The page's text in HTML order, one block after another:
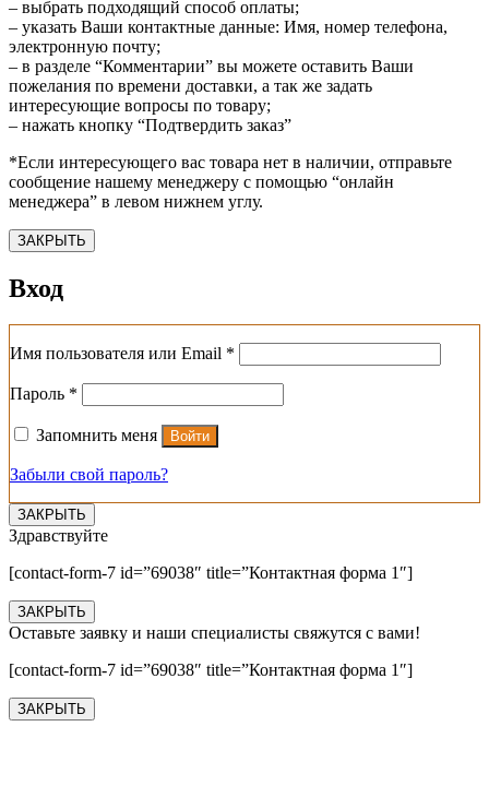
– выбрать подходящий способ оплаты;
– указать Ваши контактные данные: Имя, номер телефона,
электронную почту;
– в разделе “Комментарии” вы можете оставить Ваши
пожелания по времени доставки, а так же задать
интересующие вопросы по товару;
– нажать кнопку “Подтвердить заказ”
*Если интересующего вас товара нет в наличии, отправьте
сообщение нашему менеджеру с помощью “онлайн
менеджера” в левом нижнем углу.
ЗАКРЫТЬ
Вход
Имя пользователя или Email *
Пароль *
Запомнить меня Войти
Забыли свой пароль?
ЗАКРЫТЬ
Здравствуйте
[contact-form-7 id=”69038″ title=”Контактная форма 1″]
ЗАКРЫТЬ
Оставьте заявку и наши специалисты свяжутся с вами!
[contact-form-7 id=”69038″ title=”Контактная форма 1″]
ЗАКРЫТЬ